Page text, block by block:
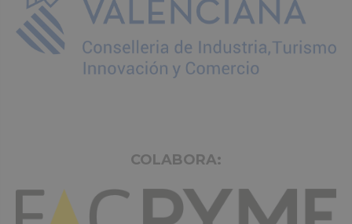
COLABORA: